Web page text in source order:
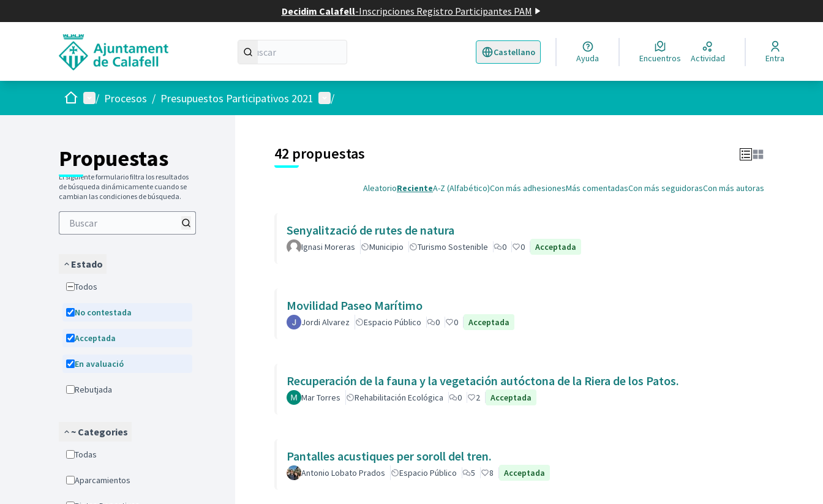
Decidim Calafell-Inscripciones Registro Participantes PAM
Castellano
Triar la llengua Elegir el idioma
Ayuda Encuentros Actividad Entra
InicioMenú principal
/ Procesos / Presupuestos Participativos 2021 Menú de usuario
/
Propuestas
El siguiente formulario filtra los resultados
de búsqueda dinámicamente cuando se
cambian las condiciones de búsqueda.
Estado
Todos
No contestada
Acceptada
En avaluació
Rebutjada
~ Categories
Todas
Aparcamientos
4
42 propuestas
AleatorioRecienteA-Z (Alfabético)Con más adhesionesMás comentadasCon más seguidorasCon más autoras
Senyalització de rutes de natura
Ignasi Moreras Municipio Turismo Sostenible 0 0 Acceptada
Movilidad Paseo Marítimo
Jordi Alvarez Espacio Público 0 0 Acceptada
Recuperación de la fauna y la vegetación autóctona de la Riera de los Patos.
Mar Torres Rehabilitación Ecológica 0 2 Acceptada
Pantalles acustiques per soroll del tren.
Antonio Lobato Prados Espacio Público 5 8 Acceptada